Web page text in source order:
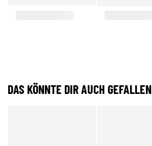
DAS KÖNNTE DIR AUCH GEFALLEN